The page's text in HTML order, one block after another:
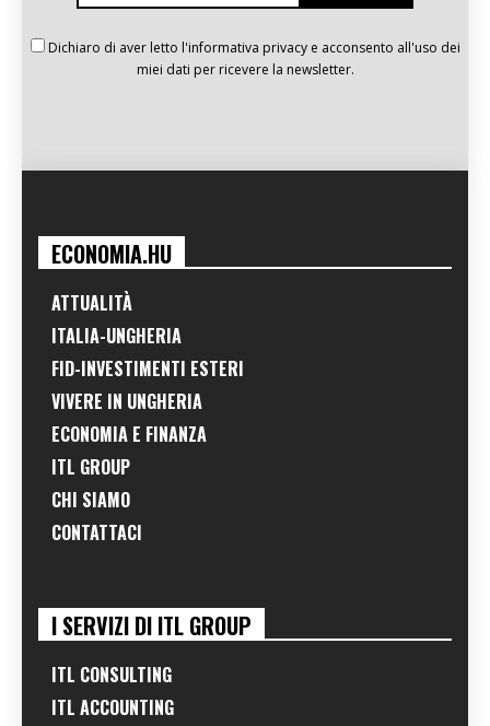
Dichiaro di aver letto l'informativa privacy e acconsento all'uso dei
miei dati per ricevere la newsletter.
ECONOMIA.HU
ATTUALITÀ
ITALIA-UNGHERIA
FID-INVESTIMENTI ESTERI
VIVERE IN UNGHERIA
ECONOMIA E FINANZA
ITL GROUP
CHI SIAMO
CONTATTACI
I SERVIZI DI ITL GROUP
ITL CONSULTING
ITL ACCOUNTING